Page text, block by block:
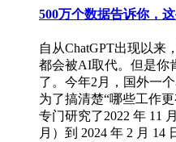
500万个数据告诉你，
自从ChatGPT出现以来
都会被AI取代。但是你
了。今年2月，国外一个
为了搞清楚“哪些工作
专门研究了2022 年 11
月）到 2024 年 2 月 14